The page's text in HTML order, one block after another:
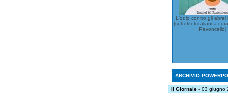
L'odio contro gli ebrei
(sottotitoli italiani a
Pavoncello)
ARCHIVIO
Il Giornale - 03 giugno